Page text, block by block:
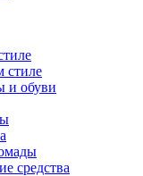
стиле
и обуви
средства